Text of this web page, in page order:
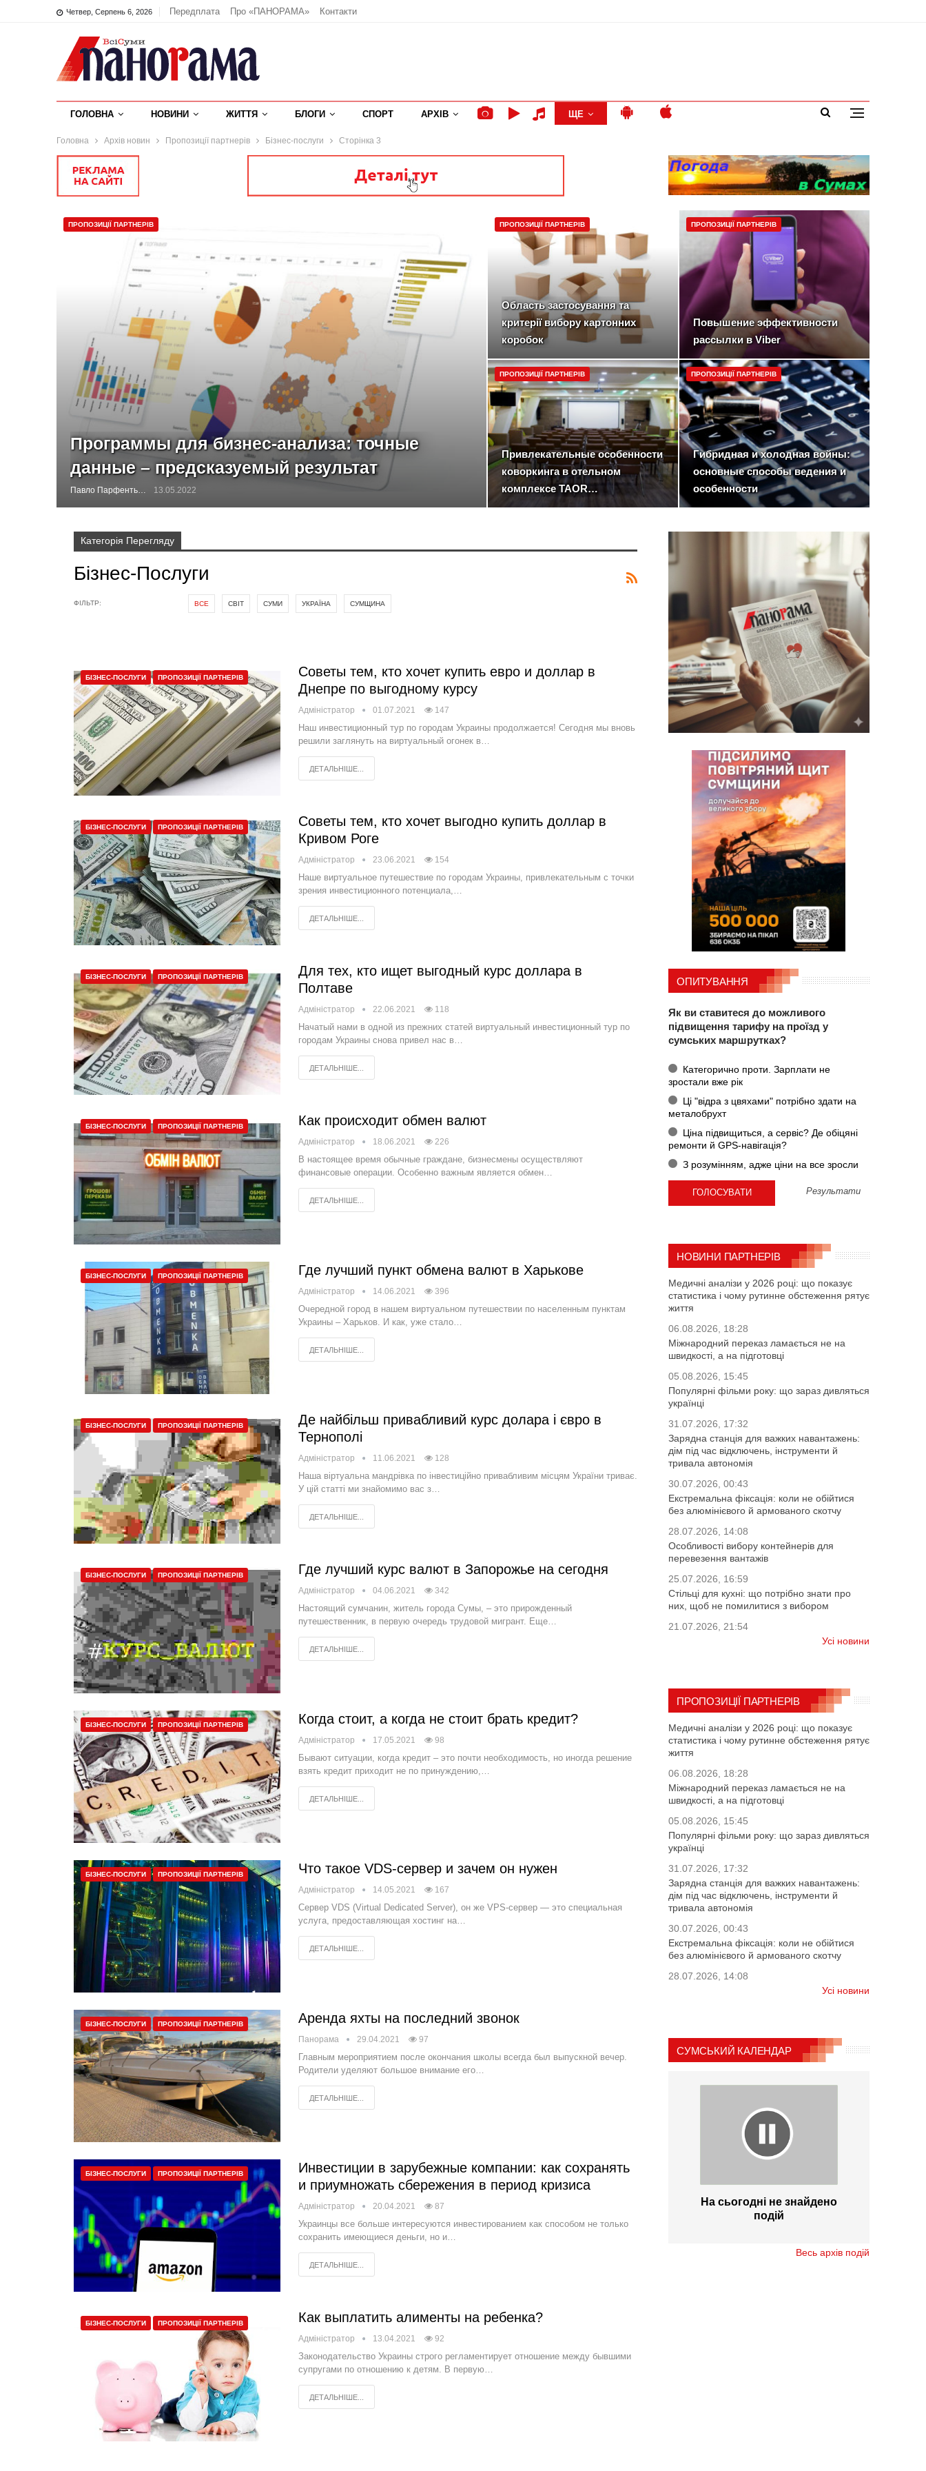
Четвер, Серпень 6, 2026 Передплата Про «ПАНОРАМА» Контакти
ГОЛОВНА НОВИНИ ЖИТТЯ БЛОГИ СПОРТ АРХІВ ЩЕ
Головна Архів новин Пропозиції партнерів Бізнес-послуги Сторінка 3
ПРОПОЗИЦІЇ ПАРТНЕРІВ
Программы для бизнес-анализа: точные
данные – предсказуемый результат
Павло Парфентьєв 13.05.2022
ПРОПОЗИЦІЇ ПАРТНЕРІВ
Область застосування та
критерії вибору картонних
коробок
ПРОПОЗИЦІЇ ПАРТНЕРІВ
Повышение эффективности
рассылки в Viber
ПРОПОЗИЦІЇ ПАРТНЕРІВ
Привлекательные особенности
коворкинга в отельном
комплексе TAOR…
ПРОПОЗИЦІЇ ПАРТНЕРІВ
Гибридная и холодная войны:
основные способы ведения и
особенности
Категорія Перегляду
Бізнес-Послуги
ФІЛЬТР: ВСЕ СВІТ СУМИ СУМЩИНА
УКРАЇНА
БІЗНЕС-ПОСЛУГИ ПРОПОЗИЦІЇ ПАРТНЕРІВ
Советы тем, кто хочет купить евро и доллар в
Днепре по выгодному курсу
Адміністратор 01.07.2021 147
Наш инвестиционный тур по городам Украины продолжается! Сегодня мы вновь
решили заглянуть на виртуальный огонек в…
ДЕТАЛЬНІШЕ...
БІЗНЕС-ПОСЛУГИ ПРОПОЗИЦІЇ ПАРТНЕРІВ
Советы тем, кто хочет выгодно купить доллар в
Кривом Роге
Адміністратор 23.06.2021 154
Наше виртуальное путешествие по городам Украины, привлекательным с точки
зрения инвестиционного потенциала,…
ДЕТАЛЬНІШЕ...
БІЗНЕС-ПОСЛУГИ ПРОПОЗИЦІЇ ПАРТНЕРІВ
Для тех, кто ищет выгодный курс доллара в
Полтаве
Адміністратор 22.06.2021 118
Начатый нами в одной из прежних статей виртуальный инвестиционный тур по
городам Украины снова привел нас в…
ДЕТАЛЬНІШЕ...
БІЗНЕС-ПОСЛУГИ ПРОПОЗИЦІЇ ПАРТНЕРІВ Как происходит обмен валют
Адміністратор 18.06.2021 226
В настоящее время обычные граждане, бизнесмены осуществляют
финансовые операции. Особенно важным является обмен…
ДЕТАЛЬНІШЕ...
БІЗНЕС-ПОСЛУГИ ПРОПОЗИЦІЇ ПАРТНЕРІВ Где лучший пункт обмена валют в Харькове
Адміністратор 14.06.2021 396
Очередной город в нашем виртуальном путешествии по населенным пунктам
Украины – Харьков. И как, уже стало…
ДЕТАЛЬНІШЕ...
БІЗНЕС-ПОСЛУГИ ПРОПОЗИЦІЇ ПАРТНЕРІВ
Де найбільш привабливий курс долара і євро в
Тернополі
Адміністратор 11.06.2021 128
Наша віртуальна мандрівка по інвестиційно привабливим місцям України триває.
У цій статті ми знайомимо вас з…
ДЕТАЛЬНІШЕ...
БІЗНЕС-ПОСЛУГИ ПРОПОЗИЦІЇ ПАРТНЕРІВ Где лучший курс валют в Запорожье на сегодня
Адміністратор 04.06.2021 342
Настоящий сумчанин, житель города Сумы, – это прирожденный
путешественник, в первую очередь трудовой мигрант. Еще…
ДЕТАЛЬНІШЕ...
БІЗНЕС-ПОСЛУГИ ПРОПОЗИЦІЇ ПАРТНЕРІВ Когда стоит, а когда не стоит брать кредит?
Адміністратор 17.05.2021 98
Бывают ситуации, когда кредит – это почти необходимость, но иногда решение
взять кредит приходит не по принуждению,…
ДЕТАЛЬНІШЕ...
БІЗНЕС-ПОСЛУГИ ПРОПОЗИЦІЇ ПАРТНЕРІВ Что такое VDS-сервер и зачем он нужен
Адміністратор 14.05.2021 167
Сервер VDS (Virtual Dedicated Server), он же VPS-сервер — это специальная
услуга, предоставляющая хостинг на…
ДЕТАЛЬНІШЕ...
БІЗНЕС-ПОСЛУГИ ПРОПОЗИЦІЇ ПАРТНЕРІВ Аренда яхты на последний звонок
Панорама 29.04.2021 97
Главным мероприятием после окончания школы всегда был выпускной вечер.
Родители уделяют большое внимание его…
ДЕТАЛЬНІШЕ...
БІЗНЕС-ПОСЛУГИ ПРОПОЗИЦІЇ ПАРТНЕРІВ
Инвестиции в зарубежные компании: как сохранять
и приумножать сбережения в период кризиса
Адміністратор 20.04.2021 87
Украинцы все больше интересуются инвестированием как способом не только
сохранить имеющиеся деньги, но и…
ДЕТАЛЬНІШЕ...
БІЗНЕС-ПОСЛУГИ ПРОПОЗИЦІЇ ПАРТНЕРІВ Как выплатить алименты на ребенка?
Адміністратор 13.04.2021 92
Законодательство Украины строго регламентирует отношение между бывшими
супругами по отношению к детям. В первую…
ДЕТАЛЬНІШЕ...
ОПИТУВАННЯ
Як ви ставитеся до можливого
підвищення тарифу на проїзд у
сумських маршрутках?
Категорично проти. Зарплати не
зростали вже рік
Ці "відра з цвяхами" потрібно здати на
металобрухт
Ціна підвищиться, а сервіс? Де обіцяні
ремонти й GPS-навігація?
З розумінням, адже ціни на все зросли
Результати
НОВИНИ ПАРТНЕРІВ
Медичні аналізи у 2026 році: що показує
статистика і чому рутинне обстеження рятує
життя
06.08.2026, 18:28
Міжнародний переказ ламається не на
швидкості, а на підготовці
05.08.2026, 15:45
Популярні фільми року: що зараз дивляться
українці
31.07.2026, 17:32
Зарядна станція для важких навантажень:
дім під час відключень, інструменти й
тривала автономія
30.07.2026, 00:43
Екстремальна фіксація: коли не обійтися
без алюмінієвого й армованого скотчу
28.07.2026, 14:08
Особливості вибору контейнерів для
перевезення вантажів
25.07.2026, 16:59
Стільці для кухні: що потрібно знати про
них, щоб не помилитися з вибором
21.07.2026, 21:54
Усі новини
ПРОПОЗИЦІЇ ПАРТНЕРІВ
Медичні аналізи у 2026 році: що показує
статистика і чому рутинне обстеження рятує
життя
06.08.2026, 18:28
Міжнародний переказ ламається не на
швидкості, а на підготовці
05.08.2026, 15:45
Популярні фільми року: що зараз дивляться
українці
31.07.2026, 17:32
Зарядна станція для важких навантажень:
дім під час відключень, інструменти й
тривала автономія
30.07.2026, 00:43
Екстремальна фіксація: коли не обійтися
без алюмінієвого й армованого скотчу
28.07.2026, 14:08
Усі новини
СУМСЬКИЙ КАЛЕНДАР
На сьогодні не знайдено
подій
Весь архів подій